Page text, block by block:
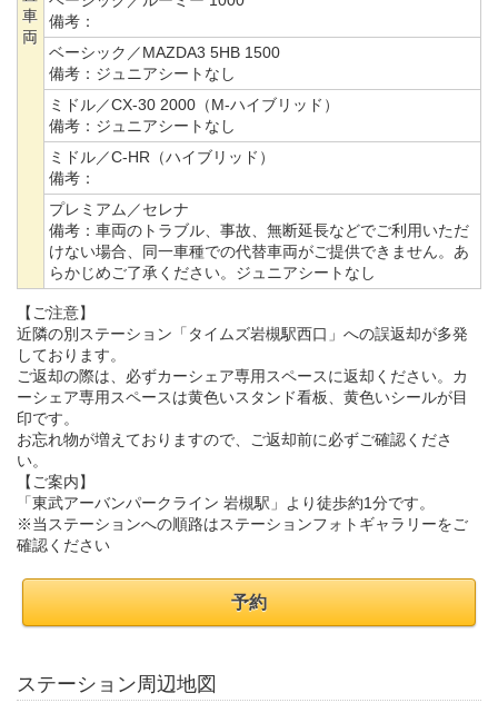
車
両
備考：
ベーシック／MAZDA3 5HB 1500
備考： ジュニアシートなし
ミドル／CX-30 2000（M-ハイブリッド）
備考： ジュニアシートなし
ミドル／C-HR（ハイブリッド）
備考：
プレミアム／セレナ
備考： 車両のトラブル、事故、無断延長などでご利用いただ
けない場合、同一車種での代替車両がご提供できません。あ
らかじめご了承ください。ジュニアシートなし
【ご注意】
近隣の別ステーション「タイムズ岩槻駅西口」への誤返却が多発
しております。
ご返却の際は、必ずカーシェア専用スペースに返却ください。カ
ーシェア専用スペースは黄色いスタンド看板、黄色いシールが目
印です。
お忘れ物が増えておりますので、ご返却前に必ずご確認くださ
い。
【ご案内】
「東武アーバンパークライン 岩槻駅」より徒歩約1分です。
※当ステーションへの順路はステーションフォトギャラリーをご
確認ください
予約
ステーション周辺地図